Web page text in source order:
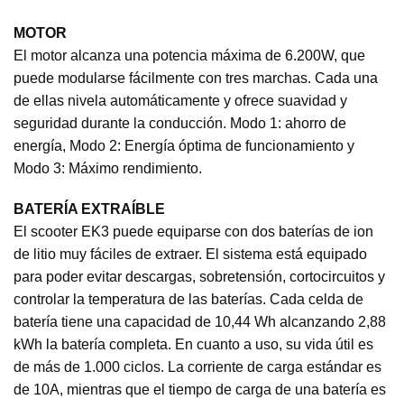
MOTOR
El motor alcanza una potencia máxima de 6.200W, que
puede modularse fácilmente con tres marchas. Cada una
de ellas nivela automáticamente y ofrece suavidad y
seguridad durante la conducción. Modo 1: ahorro de
energía, Modo 2: Energía óptima de funcionamiento y
Modo 3: Máximo rendimiento.
BATERÍA EXTRAÍBLE
El scooter EK3 puede equiparse con dos baterías de ion
de litio muy fáciles de extraer. El sistema está equipado
para poder evitar descargas, sobretensión, cortocircuitos y
controlar la temperatura de las baterías. Cada celda de
batería tiene una capacidad de 10,44 Wh alcanzando 2,88
kWh la batería completa. En cuanto a uso, su vida útil es
de más de 1.000 ciclos. La corriente de carga estándar es
de 10A, mientras que el tiempo de carga de una batería es